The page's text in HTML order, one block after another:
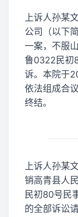
上诉人孙某
公司（以下
一案，不服
鲁0322民初
诉。本院于
依法组成合
终结。
上诉人孙某
销高青县人
民初80号民
的全部诉讼